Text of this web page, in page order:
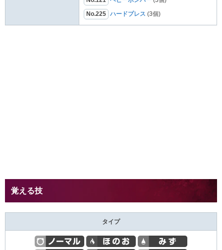
No.225 ハードプレス (3個)
覚える技
タイプ